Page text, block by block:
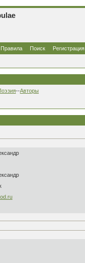
Правила Поиск Регистрация
--Авторы